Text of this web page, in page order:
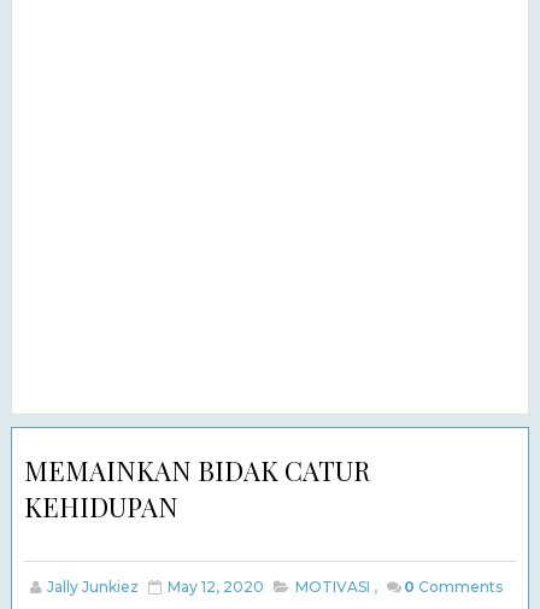
MEMAINKAN BIDAK CATUR
KEHIDUPAN
Jally Junkiez May 12, 2020 MOTIVASI , 0 Comments